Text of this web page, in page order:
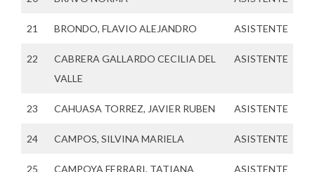
21 BRONDO, FLAVIO ALEJANDRO ASISTENTE
22
CABRERA GALLARDO CECILIA DEL
VALLE
ASISTENTE
23 CAHUASA TORREZ, JAVIER RUBEN ASISTENTE
24 CAMPOS, SILVINA MARIELA ASISTENTE
25
CAMPOYA FERRARI, TATIANA
ASISTENTE